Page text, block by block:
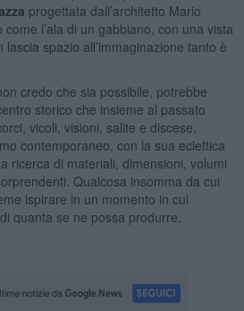
progettata dall’architetto Mario
l’ala di un gabbiano, con una vista
lascia spazio all’immaginazione tanto è
credo che sia possibile, potrebbe
storico che insieme al passato
vicoli, visioni, salite e discese,
contemporaneo, con la sua eclettica
ricerca di materiali, dimensioni, volumi
Qualcosa insomma da cui
ispirare in un momento in cui
quanta se ne possa produrre.